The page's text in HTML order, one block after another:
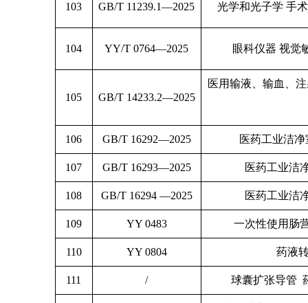
103 GB/T 11239.1—2025 光学和光子学 手
104 YY/T 0764—2025 眼科仪器 视觉
105 GB/T 14233.2—2025
医用输液、输血、
106 GB/T 16292—2025 医药工业洁
107 GB/T 16293—2025 医药工业洁
108 GB/T 16294 —2025 医药工业洁
109 YY 0483 一次性使用肠
110 YY 0804 药液
111 / 球囊扩张导管